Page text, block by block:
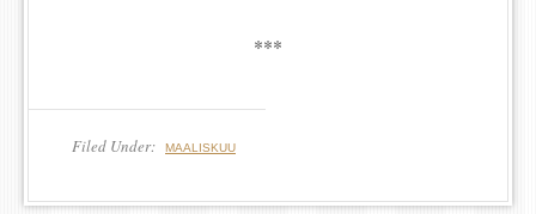
***
Filed Under: MAALISKUU